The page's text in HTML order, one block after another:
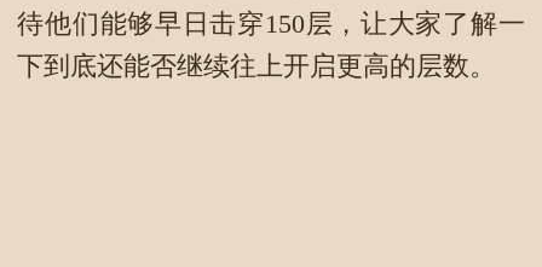
待他们能够早日击穿150层，让大家了解一
下到底还能否继续往上开启更高的层数。